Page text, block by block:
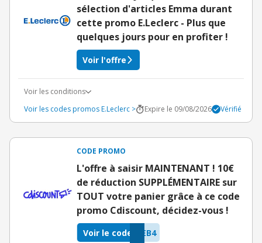
sélection d'articles Emma durant
cette promo E.Leclerc - Plus que
quelques jours pour en profiter !
Voir l'offre
Voir les conditions
Voir les codes promos E.Leclerc >
Expire le 09/08/2026 Vérifié
CODE PROMO
L'offre à saisir MAINTENANT ! 10€
de réduction SUPPLÉMENTAIRE sur
TOUT votre panier grâce à ce code
promo Cdiscount, décidez-vous !
EB4
Voir le code